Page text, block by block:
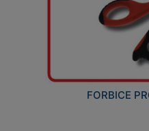
FORBICE